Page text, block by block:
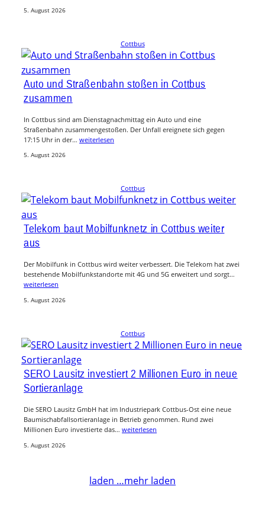
5. August 2026
Cottbus
Auto und Straßenbahn stoßen in Cottbus
zusammen
In Cottbus sind am Dienstagnachmittag ein Auto und eine
Straßenbahn zusammengestoßen. Der Unfall ereignete sich gegen
17:15 Uhr in der… weiterlesen
5. August 2026
Cottbus
Telekom baut Mobilfunknetz in Cottbus weiter
aus
Der Mobilfunk in Cottbus wird weiter verbessert. Die Telekom hat zwei
bestehende Mobilfunkstandorte mit 4G und 5G erweitert und sorgt…
weiterlesen
5. August 2026
Cottbus
SERO Lausitz investiert 2 Millionen Euro in neue
Sortieranlage
Die SERO Lausitz GmbH hat im Industriepark Cottbus-Ost eine neue
Baumischabfallsortieranlage in Betrieb genommen. Rund zwei
Millionen Euro investierte das… weiterlesen
5. August 2026
laden …mehr laden